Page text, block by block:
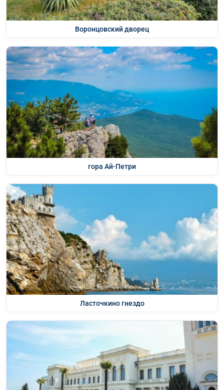
Воронцовский дворец
гора Ай-Петри
Ласточкино гнездо